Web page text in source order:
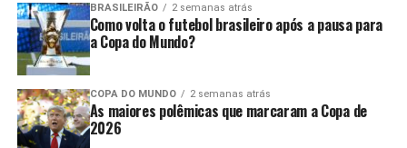
BRASILEIRÃO 2 semanas atrás
Como volta o futebol brasileiro após a pausa para
a Copa do Mundo?
COPA DO MUNDO 2 semanas atrás
As maiores polêmicas que marcaram a Copa de
2026